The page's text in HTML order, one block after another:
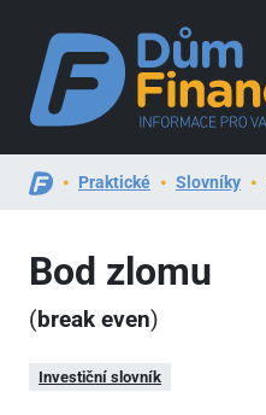
Praktické Slovníky
Bod zlomu
(break even)
Investiční slovník